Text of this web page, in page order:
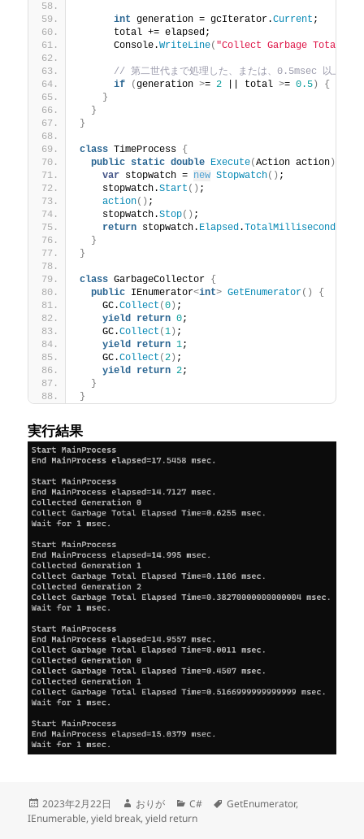
int generation = gcIterator.Current ;
      total += elapsed;
      Console.
WriteLine( "Collect Garbage Total
// 第二世代まで処理した、または、0.5msec 以上経過
if
(generation >= 2 || total >= 0.5) {
}
}
}
class TimeProcess {
public static double Execute(Action action)
var stopwatch = new Stopwatch() ;
    stopwatch.
Start () ;
action() ;
    stopwatch.
Stop() ;
return stopwatch. Elapsed .TotalMilliseconds
}
}
class GarbageCollector {
public IEnumerator<int> GetEnumerator()
{
    GC.
Collect (0) ;
yield
return 0;
    GC.
Collect (1) ;
yield
return 1;
    GC.
Collect (2) ;
yield
return 2;
}
}
実行結果
投
稿
2023年2月22日
作
成
おりが
カ
テ
C#
タ
GetEnumerator,
IEnumerable,yield break,yield return